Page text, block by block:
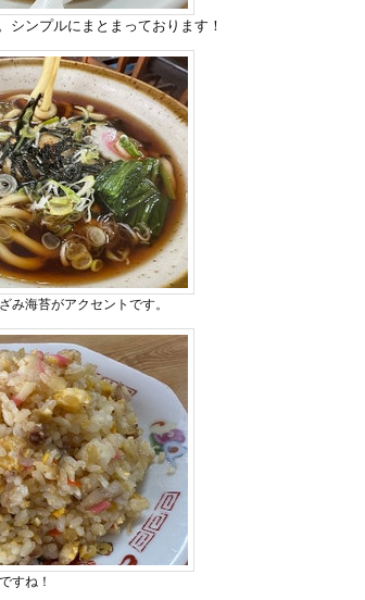
シンプルにまとまっております！
み海苔がアクセントです。
すね！